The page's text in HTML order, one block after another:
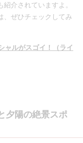
介されていますよ。
、ぜひチェックしてみ
ャルがスゴイ！（ライ
夕陽の絶景スポ